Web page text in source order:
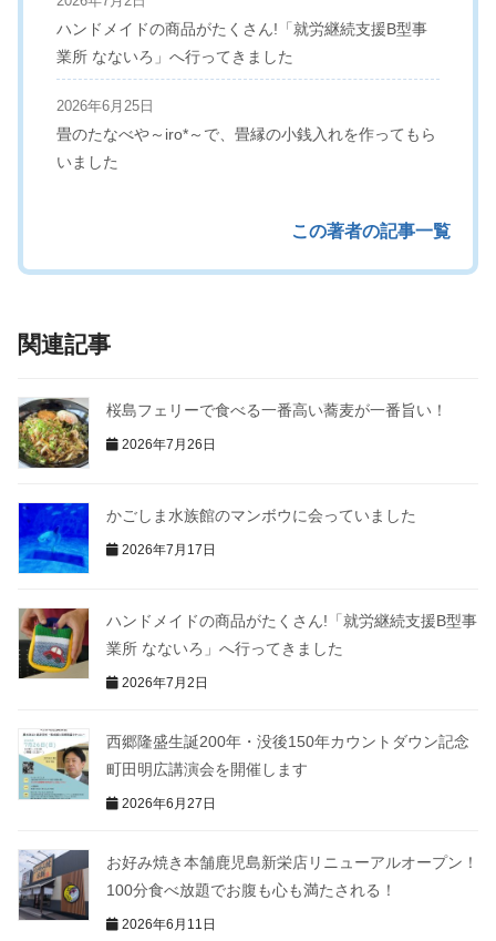
ハンドメイドの商品がたくさん!「就労継続支援B型事
業所 なないろ」へ行ってきました
2026年6月25日
畳のたなべや～iro*～で、畳縁の小銭入れを作ってもら
いました
この著者の記事一覧
関連記事
桜島フェリーで食べる一番高い蕎麦が一番旨い！
2026年7月26日
かごしま水族館のマンボウに会っていました
2026年7月17日
ハンドメイドの商品がたくさん!「就労継続支援B型事
業所 なないろ」へ行ってきました
2026年7月2日
西郷隆盛生誕200年・没後150年カウントダウン記念
町田明広講演会を開催します
2026年6月27日
お好み焼き本舗鹿児島新栄店リニューアルオープン！
100分食べ放題でお腹も心も満たされる！
2026年6月11日